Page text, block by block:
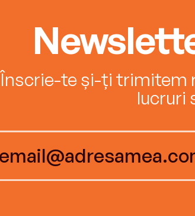
Înscrie-te și-ți trimitem
lucruri